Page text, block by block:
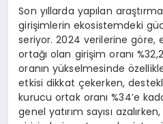
Son yıllarda yapılan
girişimlerin ekosistemdeki
seriyor. 2024 verilerine göre,
ortağı olan girişim oranı
oranın yükselmesinde özellikle
etkisi dikkat çekerken,
kurucu ortak oranı %34’e
genel yatırım sayısı